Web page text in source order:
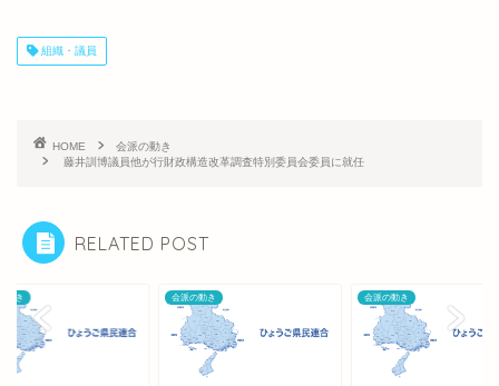
組織・議員
HOME
会派の動き
藤井訓博議員他が行財政構造改革調査特別委員会委員に就任
RELATED POST
動き 会派の動き 会派の動き